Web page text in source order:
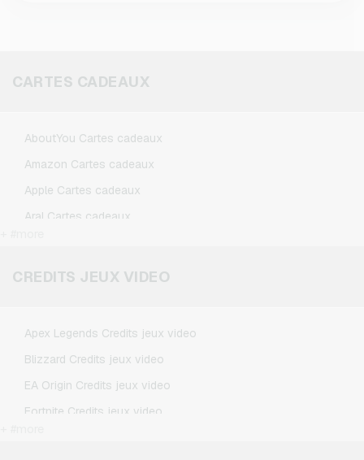
CARTES CADEAUX
AboutYou Cartes cadeaux
Amazon Cartes cadeaux
Apple Cartes cadeaux
Aral Cartes cadeaux
CircleK Cartes cadeaux
CREDITS JEUX VIDEO
Apex Legends Credits jeux video
Blizzard Credits jeux video
EA Origin Credits jeux video
Fortnite Credits jeux video